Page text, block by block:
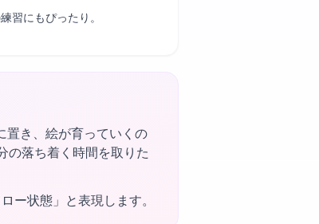
習にもぴったり。
置き、絵が育っていくの
の落ち着く時間を取りた
ー状態」と表現します。